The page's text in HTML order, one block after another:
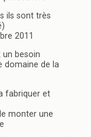
ils sont très
2011
un besoin
domaine de la
fabriquer et
monter une